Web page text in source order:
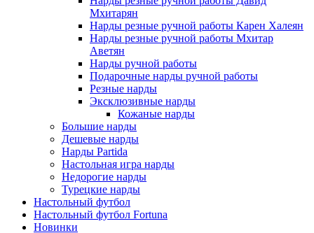
Мхитарян
Нарды резные ручной работы Карен Халеян
Нарды резные ручной работы Мхитар
Аветян
Нарды ручной работы
Подарочные нарды ручной работы
Резные нарды
Эксклюзивные нарды
Кожаные нарды
Большие нарды
Дешевые нарды
Нарды Partida
Настольная игра нарды
Недорогие нарды
Турецкие нарды
Настольный футбол
Настольный футбол Fortuna
Новинки